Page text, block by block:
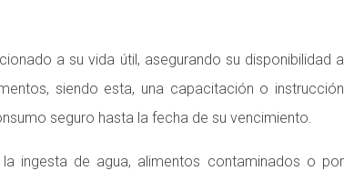
a su vida útil, asegurando su disponibilidad a
siendo esta, una capacitación o instrucción
seguro hasta la fecha de su vencimiento.
ingesta de agua, alimentos contaminados o por